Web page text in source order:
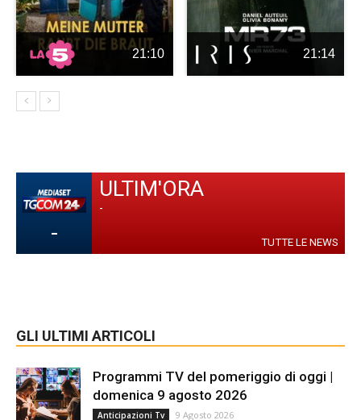
21:10 21:14
-
ULTIM'ORA
-
TUTTE LE NEWS
GLI ULTIMI ARTICOLI
Programmi TV del pomeriggio di oggi |
domenica 9 agosto 2026
Anticipazioni Tv 9 Agosto 2026